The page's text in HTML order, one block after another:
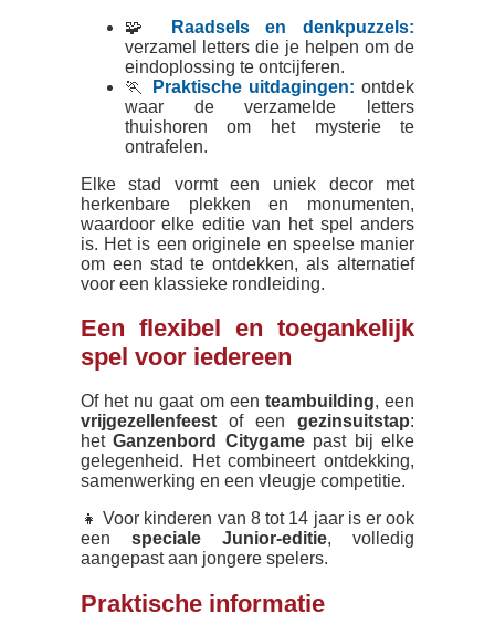
🧩
Raadsels en denkpuzzels:
verzamel letters die je helpen om de
eindoplossing te ontcijferen.
🏃
Praktische uitdagingen: ontdek
waar de verzamelde letters
thuishoren om het mysterie te
ontrafelen.
Elke stad vormt een uniek decor met
herkenbare plekken en monumenten,
waardoor elke editie van het spel anders
is. Het is een originele en speelse manier
om een stad te ontdekken, als alternatief
voor een klassieke rondleiding.
Een flexibel en toegankelijk
spel voor iedereen
Of het nu gaat om een teambuilding, een
vrijgezellenfeestof eengezinsuitstap:
hetGanzenbord Citygamepast bij elke
gelegenheid. Het combineert ontdekking,
samenwerking en een vleugje competitie.
👧 Voor kinderen van 8 tot 14 jaar is er ook
een speciale Junior-editie, volledig
aangepast aan jongere spelers.
Praktische informatie